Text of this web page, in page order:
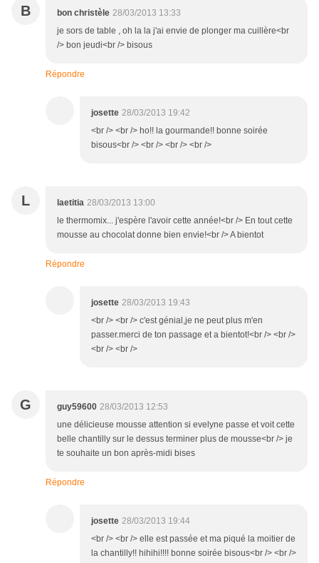
B bon christèle 28/03/2013 13:33
je sors de table , oh la la j'ai envie de plonger ma cuillère<br
/> bon jeudi<br /> bisous
Répondre
josette 28/03/2013 19:42
<br /> <br /> ho!! la gourmande!! bonne soirée
bisous<br /> <br /> <br /> <br />
L laetitia 28/03/2013 13:00
le thermomix... j'espère l'avoir cette année!<br /> En tout cette
mousse au chocolat donne bien envie!<br /> A bientot
Répondre
josette 28/03/2013 19:43
<br /> <br /> c'est génial,je ne peut plus m'en
passer.merci de ton passage et a bientot!<br /> <br />
<br /> <br />
G guy59600 28/03/2013 12:53
une délicieuse mousse attention si evelyne passe et voit cette
belle chantilly sur le dessus terminer plus de mousse<br /> je
te souhaite un bon après-midi bises
Répondre
josette 28/03/2013 19:44
<br /> <br /> elle est passée et ma piqué la moitier de
la chantilly!! hihihi!!!! bonne soirée bisous<br /> <br />